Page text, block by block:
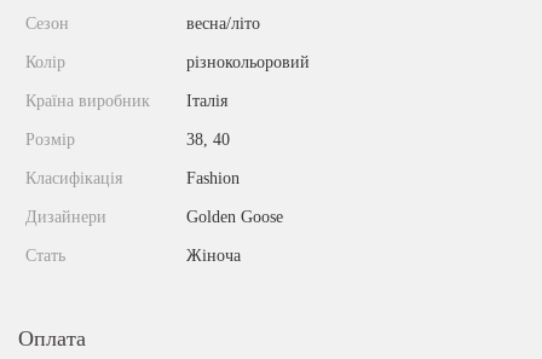
Сезон весна/літо
Колір різнокольоровий
Країна виробник Італія
Розмір 38, 40
Класифікація Fashion
Дизайнери Golden Goose
Стать Жіноча
Оплата